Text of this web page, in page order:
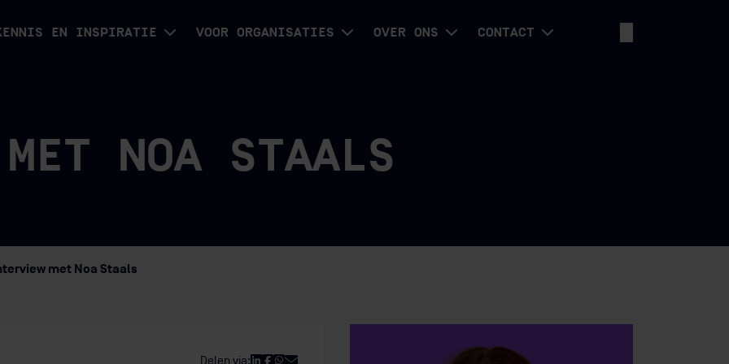
EN INSPIRATIE VOOR ORGANISATIES OVER ONS CONTACT
NOA STAALS
met Noa Staals
Delen via: